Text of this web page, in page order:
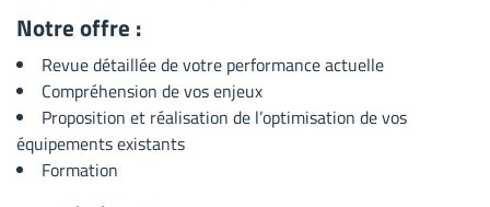
Notre offre :
Revue détaillée de votre performance actuelle
Compréhension de vos enjeux
Proposition et réalisation de l’optimisation de vos
équipements existants
Formation